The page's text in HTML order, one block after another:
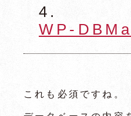
4.
WP-
これも必須ですね。